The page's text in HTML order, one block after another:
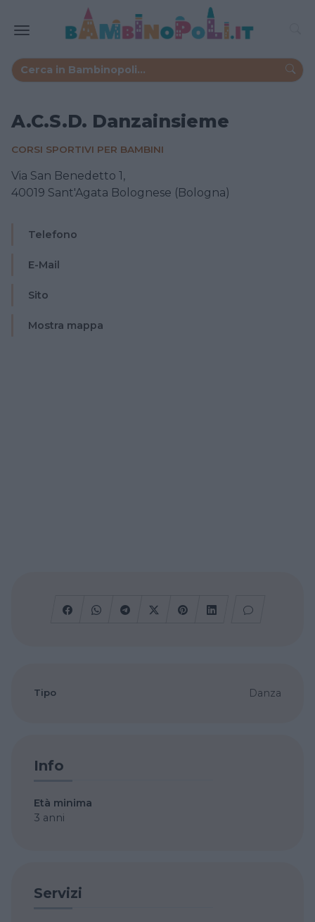
A.C.S.D. Danzainsieme
CORSI SPORTIVI PER BAMBINI
Via San Benedetto 1,
40019 Sant'Agata Bolognese (Bologna)
Telefono
E-Mail
Sito
Mostra mappa
Tipo Danza
Info
Età minima
3 anni
Servizi